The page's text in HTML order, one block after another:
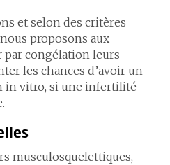
et selon des critères
proposons aux
par congélation leurs
les chances d’avoir un
in vitro, si une infertilité
musculosquelettiques,